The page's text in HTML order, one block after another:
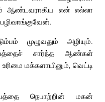
ஆண்டவராகிய என் எல்லா
முழுவதும் அழியும்.
சார்ந்த ஆண்கள்
மக்களாயினும், வெட்டி
நெபாற்றின் மகன்